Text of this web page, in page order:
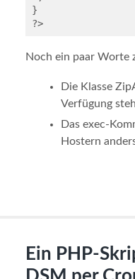
}
Noch ein paar Worte
Die Klasse
Verfügung
Das exec-
Hostern
Ein PHP-